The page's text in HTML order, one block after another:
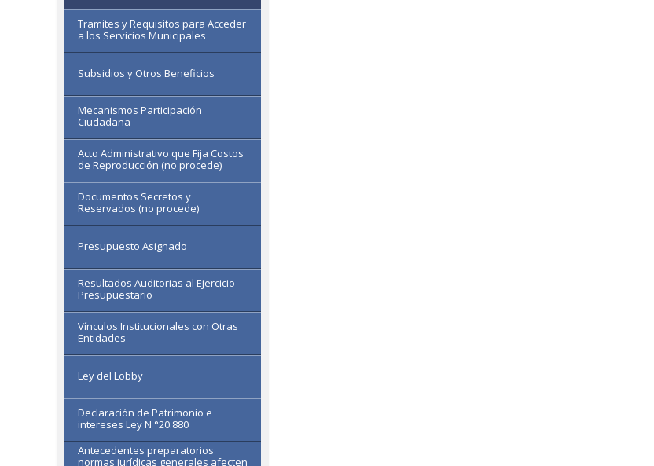
Tramites y Requisitos para Acceder
a los Servicios Municipales
Subsidios y Otros Beneficios
Mecanismos Participación
Ciudadana
Acto Administrativo que Fija Costos
de Reproducción (no procede)
Documentos Secretos y
Reservados (no procede)
Presupuesto Asignado
Resultados Auditorias al Ejercicio
Presupuestario
Vínculos Institucionales con Otras
Entidades
Ley del Lobby
Declaración de Patrimonio e
intereses Ley N °20.880
Antecedentes preparatorios
normas jurídicas generales afecten